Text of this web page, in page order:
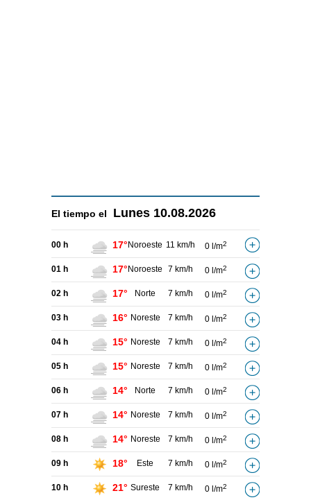
El tiempo el Lunes 10.08.2026
00 h 17° Noroeste 11 km/h 0 l/m2
01 h 17° Noroeste 7 km/h 0 l/m2
02 h 17° Norte 7 km/h 0 l/m2
03 h 16° Noreste 7 km/h 0 l/m2
04 h 15° Noreste 7 km/h 0 l/m2
05 h 15° Noreste 7 km/h 0 l/m2
06 h 14° Norte 7 km/h 0 l/m2
07 h 14° Noreste 7 km/h 0 l/m2
08 h 14° Noreste 7 km/h 0 l/m2
09 h 18° Este 7 km/h 0 l/m2
10 h 21° Sureste 7 km/h 0 l/m2